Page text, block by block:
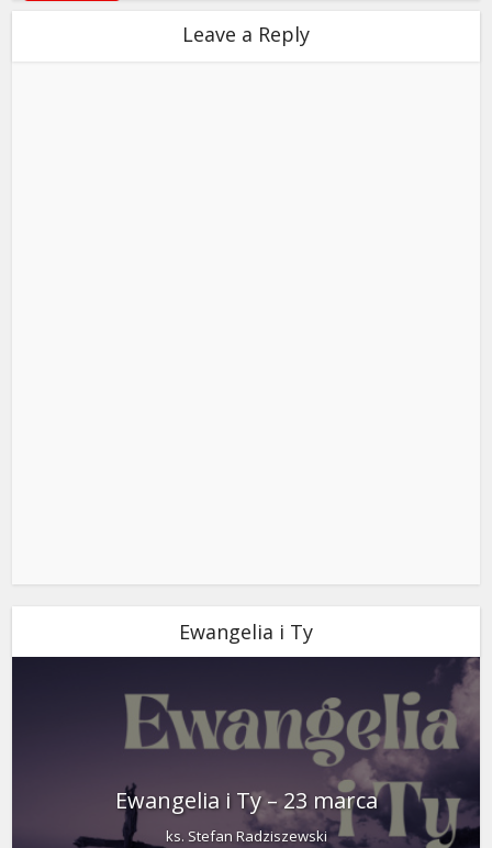
Leave a Reply
Ewangelia i Ty
Ewangelia i Ty – 23 marca
ks. Stefan Radziszewski